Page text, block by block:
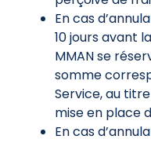
En cas
10 jours avant
MMAN se
somme
Service, au
mise en place
En cas